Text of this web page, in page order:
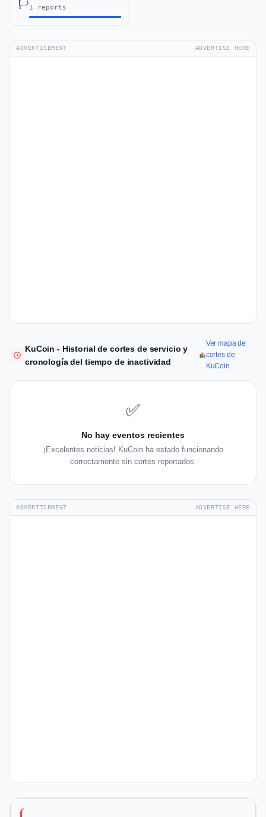
🏳️1 reports
ADVERTISEMENT ADVERTISE HERE
KuCoin - Historial de cortes de servicio y
cronología del tiempo de inactividad
Ver mapa de
cortes de
KuCoin
✅
No hay eventos recientes
¡Excelentes noticias! KuCoin ha estado funcionando
correctamente sin cortes reportados.
ADVERTISEMENT ADVERTISE HERE